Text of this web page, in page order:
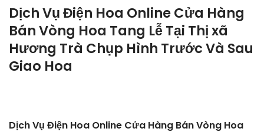
Dịch Vụ Điện Hoa Online Cửa Hàng
Bán Vòng Hoa Tang Lễ Tại Thị xã
Hương Trà Chụp Hình Trước Và Sau
Giao Hoa
Dịch Vụ Điện Hoa Online Cửa Hàng Bán Vòng Hoa